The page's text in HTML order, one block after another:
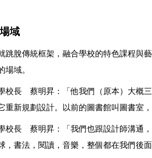
域
跳脫傳統框架，融合學校的特色課程與
場域。
校長 蔡明昇：「他我們（原本）大概
重新規劃設計。以前的圖書館叫圖書室
校長 蔡明昇：「我們也跟設計師溝通
，書法，閱讀，音樂，整個都在我們後